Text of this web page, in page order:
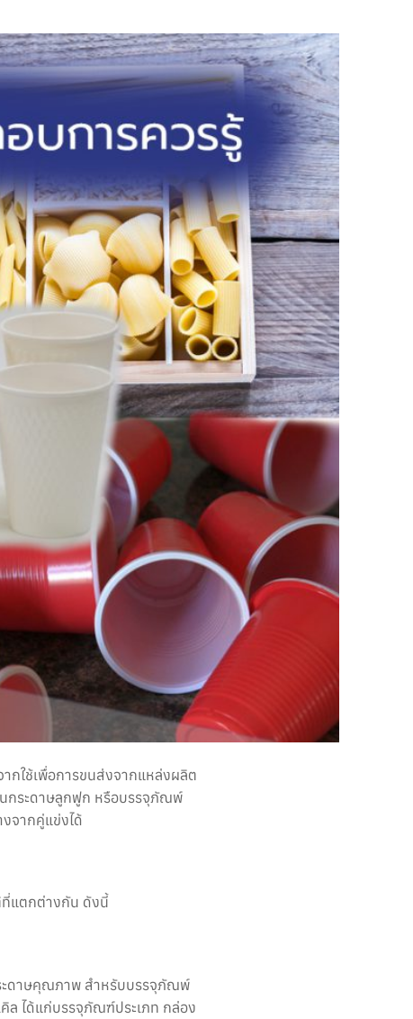
ใช้เพื่อการขนส่งจากแหล่งผลิต
นกระดาษลูกฟูก หรือบรรจุภัณพ์
จากคู่แข่งได้
ที่แตกต่างกัน ดังนี้
ะดาษคุณภาพ สำหรับบรรจุภัณพ์
คิล ได้แก่บรรจุภัณฑ์ประเภท กล่อง